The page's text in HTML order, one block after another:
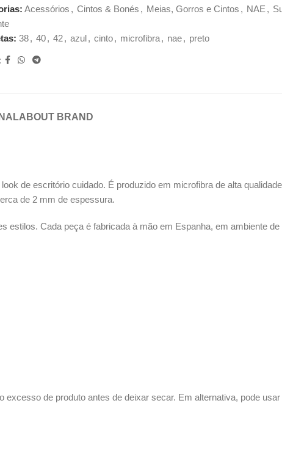
Acessórios , Cintos & Bonés , Meias, Gorros e Cintos , NAE ,
38, 40, 42, azul, cinto, microfibra, nae, preto
ABOUT BRAND
de escritório cuidado. É produzido em microfibra de alta
de 2 mm de espessura.
estilos. Cada peça é fabricada à mão em Espanha, em ambiente de
excesso de produto antes de deixar secar. Em alternativa, pode